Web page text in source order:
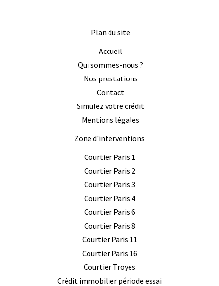
Plan du site
Accueil
Qui sommes-nous ?
Nos prestations
Contact
Simulez votre crédit
Mentions légales
Zone d'interventions
Courtier Paris 1
Courtier Paris 2
Courtier Paris 3
Courtier Paris 4
Courtier Paris 6
Courtier Paris 8
Courtier Paris 11
Courtier Paris 16
Courtier Troyes
Crédit immobilier période essai